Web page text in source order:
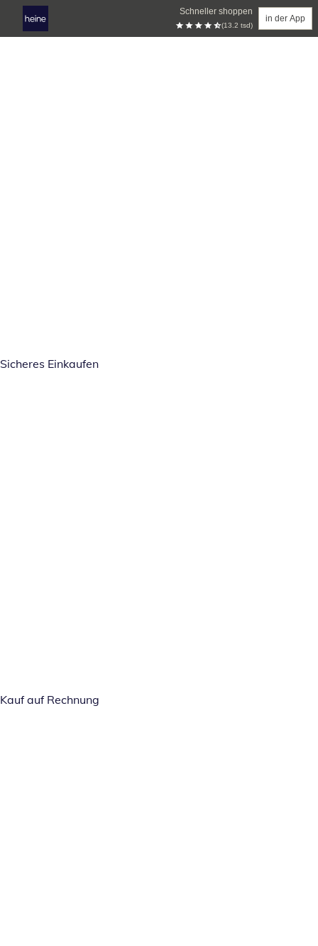
Schneller shoppen
(13.2 tsd)
in der App
Sicheres Einkaufen
Kauf auf Rechnung